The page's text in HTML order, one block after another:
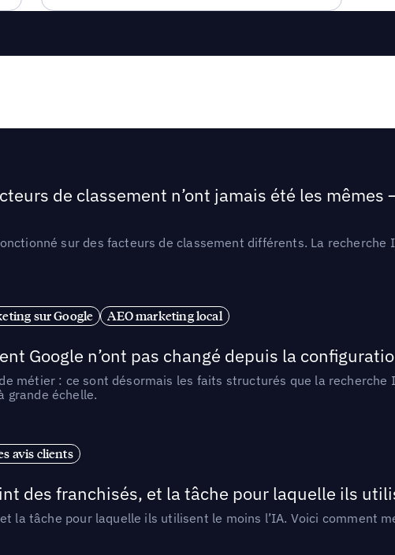
de classement n’ont jamais été les
sur des facteurs de classement différents. La
sur Google AEO marketing local
Google n’ont pas changé depuis la
métier : ce sont désormais les faits structurés que la recherche
grande échelle.
avis clients
des franchisés, et la tâche pour laquelle ils
la tâche pour laquelle ils utilisent le moins l’IA. Voici comment